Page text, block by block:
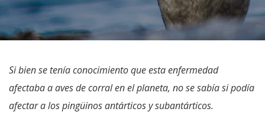
Si bien se tenía conocimiento que esta enfermedad
afectaba a aves de corral en el planeta, no se sabía si podía
afectar a los pingüinos antárticos y subantárticos.